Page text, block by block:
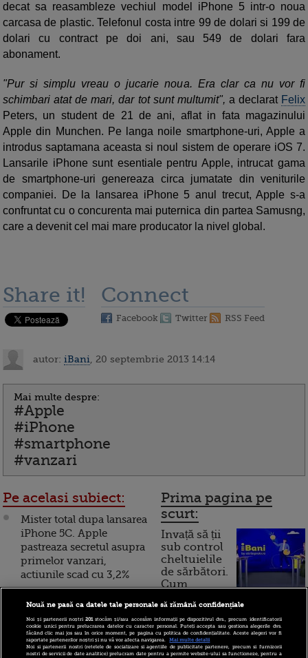
decat sa reasambleze vechiul model iPhone 5 intr-o noua
carcasa de plastic. Telefonul costa intre 99 de dolari si 199 de
dolari cu contract pe doi ani, sau 549 de dolari fara
abonament.
"Pur si simplu vreau o jucarie noua. Era clar ca nu vor fi
schimbari atat de mari, dar tot sunt multumit", a declarat Felix
Peters, un student de 21 de ani, aflat in fata magazinului
Apple din Munchen. Pe langa noile smartphone-uri, Apple a
introdus saptamana aceasta si noul sistem de operare iOS 7.
Lansarile iPhone sunt esentiale pentru Apple, intrucat gama
de smartphone-uri genereaza circa jumatate din veniturile
companiei. De la lansarea iPhone 5 anul trecut, Apple s-a
confruntat cu o concurenta mai puternica din partea Samusng,
care a devenit cel mai mare producator la nivel global.
Share it! Connect
Facebook Twitter RSS Feed
autor: iBani , 20 septembrie 2013 14:14
Mai multe despre:
#Apple
#iPhone
#smartphone
#vanzari
Pe acelasi subiect:
Mister total dupa lansarea
iPhone 5C. Apple
pastreaza secretul asupra
primelor vanzari,
actiunile scad cu 3,2%
Apple a prezentat cele
iPhone: 5C si 5S, care vor
inlocui iPhone 5. Ce
noutati aduc cele doua
Prima pagina pe
scurt:
Invață să ții
sub control
cheltuielile
de sărbători.
Cum
funcționează cardul de
cumpărături
Nouă ne pasă ca datele tale personale să rămână confidențiale
Noi și partenerii noștri201stocăm și/sau accesăm informații pe dispozitivul dvs., precum identificatorii
cookie unici pentru prelucrarea datelor cu caracter personal. Puteți accepta sau gestiona alegerile dvs.
făcând clic mai jos sau în orice moment, pe pagina cu politica de confidențialitate. Aceste alegeri vor fi
raportate partenerilor noștri și nu vă vor afecta navigarea.
Mai multe detalii
Noi si partenerii nostri (retelele de socializare si agentiile de publicitate partenere, precum si furnizorii
nostri de servicii de date analitice) prelucram date pentru a permite website-ului sa functioneze, pentru a